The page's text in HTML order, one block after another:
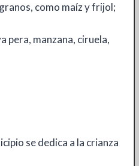
como maíz y frijol;
pera, manzana, ciruela,
se dedica a la crianza